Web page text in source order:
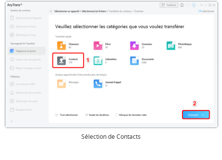
Sélection de Contacts